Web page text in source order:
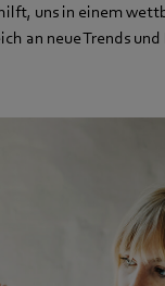
uns in einem
an neue Trends